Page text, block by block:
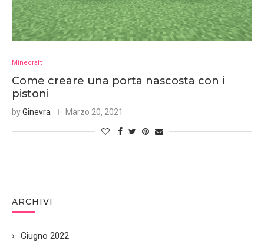
Minecraft
Come creare una porta nascosta con i
pistoni
byGinevra Marzo 20, 2021
ARCHIVI
Giugno 2022